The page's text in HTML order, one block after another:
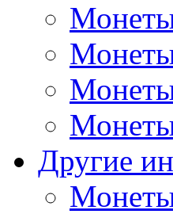
Другие